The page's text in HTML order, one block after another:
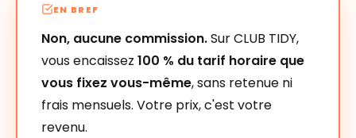
EN BREF
Non, aucune commission.Sur CLUB TIDY,
vous encaissez 100 % du tarif horaire que
vous fixez vous-même, sans retenue ni
frais mensuels. Votre prix, c'est votre
revenu.